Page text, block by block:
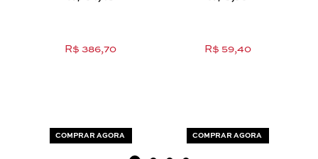
R$ 386,70
COMPRAR AGORA
R$ 59,40
COMPRAR AGORA